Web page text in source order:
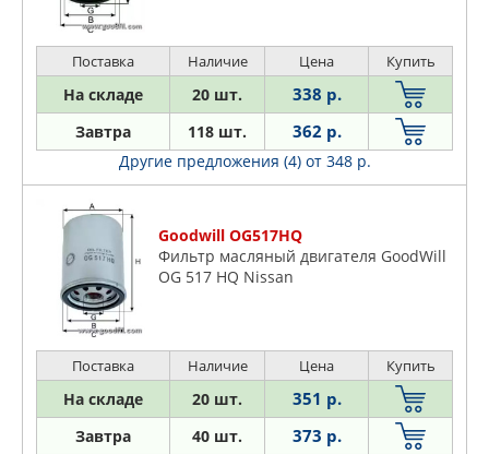
Поставка Наличие Цена Купить
На складе 20 шт. 338 р.
Завтра 118 шт. 362 р.
Другие предложения (4) от 348 р.
Goodwill OG517HQ
Фильтр масляный двигателя GoodWill
OG 517 HQ Nissan
Поставка Наличие Цена Купить
На складе 20 шт. 351 р.
Завтра 40 шт. 373 р.